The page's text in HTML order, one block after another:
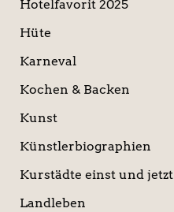
Hotelfavorit 2025
Hüte
Karneval
Kochen & Backen
Kunst
Künstlerbiographien
Kurstädte einst und jetzt
Landleben